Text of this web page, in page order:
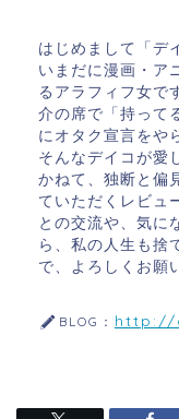
はじめまして「デ
いまだに漫画・ア
るアラフィフ女で
介の席で「持って
にオタク宣言をや
そんなデイコが愛
かねて、独断と偏
ていただくレビュ
との交流や、気に
ら、私の人生も捨
で、よろしくお願
BLOG： http://